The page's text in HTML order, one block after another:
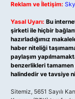
Reklam ve İletişim:
Yasal Uyarı: Bu
şirketi ile hiçbir
hazırladığımız
haber niteliği
paylaşım
benzerlikleri
halindedir ve tavsiye
Sitemiz, 5651 Sayılı